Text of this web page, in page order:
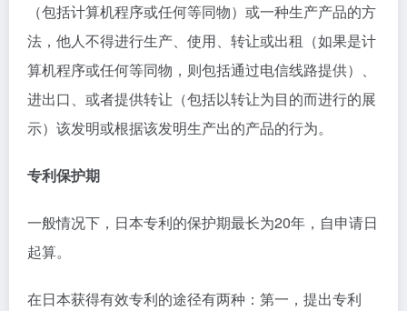
（包括计算机程序或任何等同物）或一种生产产品的方
法，他人不得进行生产、使用、转让或出租（如果是计
算机程序或任何等同物，则包括通过电信线路提供）、
进出口、或者提供转让（包括以转让为目的而进行的展
示）该发明或根据该发明生产出的产品的行为。
专利保护期
一般情况下，日本专利的保护期最长为20年，自申请日
起算。
在日本获得有效专利的途径有两种：第一，提出专利